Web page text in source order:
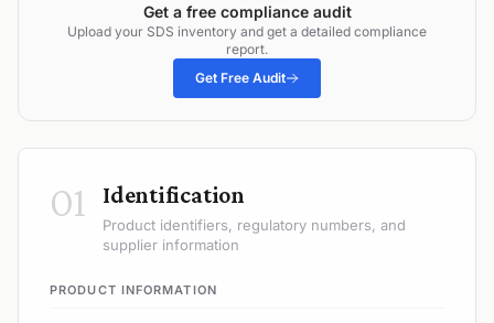
Get a free compliance audit
Upload your SDS inventory and get a detailed compliance
report.
Get Free Audit
01 Identification
Product identifiers, regulatory numbers, and
supplier information
PRODUCT INFORMATION